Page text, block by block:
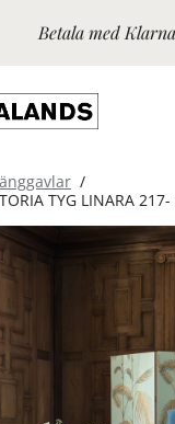
Betala med Klarna
TYG LINARA